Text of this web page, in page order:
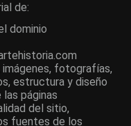
de:
dominio
fotografías,
estructura y diseño
páginas
del sitio,
fuentes de los